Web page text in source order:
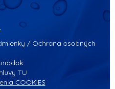
/ Ochrana osobných
TU
COOKIES